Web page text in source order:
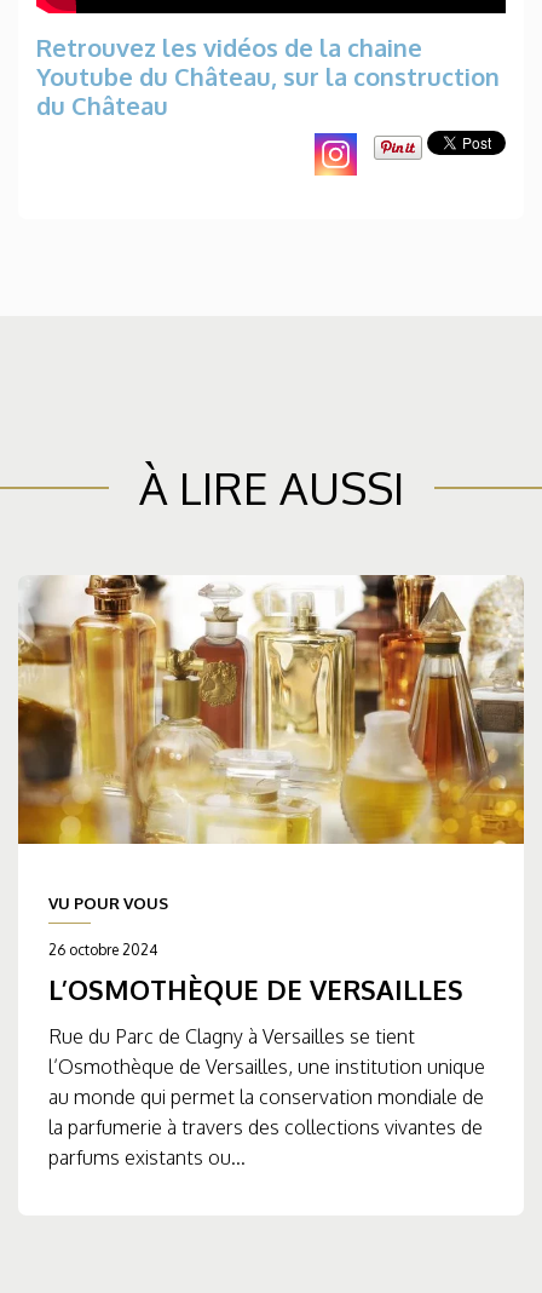
Retrouvez les vidéos de la chaine
Youtube du Château, sur la construction
du Château
À LIRE AUSSI
VU POUR VOUS
26 octobre 2024
L’OSMOTHÈQUE DE VERSAILLES
Rue du Parc de Clagny à Versailles se tient
l’Osmothèque de Versailles, une institution unique
au monde qui permet la conservation mondiale de
la parfumerie à travers des collections vivantes de
parfums existants ou...